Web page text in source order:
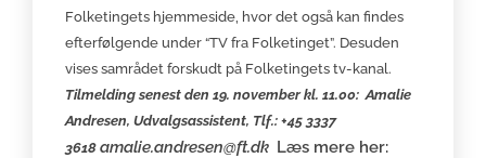
Folketingets hjemmeside, hvor det også kan findes
efterfølgende under “TV fra Folketinget”. Desuden
vises samrådet forskudt på Folketingets tv-kanal.
Tilmelding senest den 19. november kl. 11.00: Amalie
Andresen, Udvalgsassistent, Tlf.: +45 3337
3618 amalie.andresen@ft.dk Læs mere her: